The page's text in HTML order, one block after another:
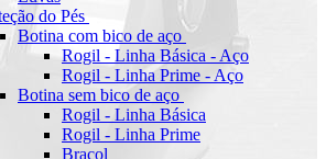
do Pés
Botina com bico de aço
Rogil - Linha Básica - Aço
Rogil - Linha Prime - Aço
Botina sem bico de aço
Rogil - Linha Básica
Rogil - Linha Prime
Bracol